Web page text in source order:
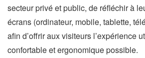
secteur privé et public, de réfléchir à
écrans (ordinateur, mobile, tablette,
afin d’offrir aux visiteurs l’expérience
confortable et ergonomique possible.